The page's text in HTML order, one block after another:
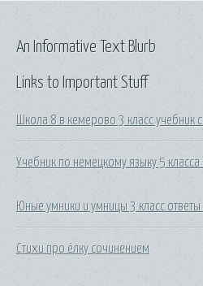
Links to Important Stuff
Школа 8 в кемерово 3 класс учебник
Учебник по немецкому языку 5 класса
Юные умники и умницы 3 класс
Стихи про ёлку сочинением
An Informative Text Blurb